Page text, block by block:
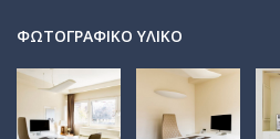
ΦΩΤΟΓΡΑΦΙΚΌ ΥΛΙΚΌ